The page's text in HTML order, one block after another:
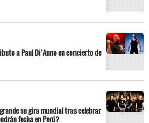
a Paul Di’Anno en concierto de
su gira mundial tras celebrar
fecha en Perú?